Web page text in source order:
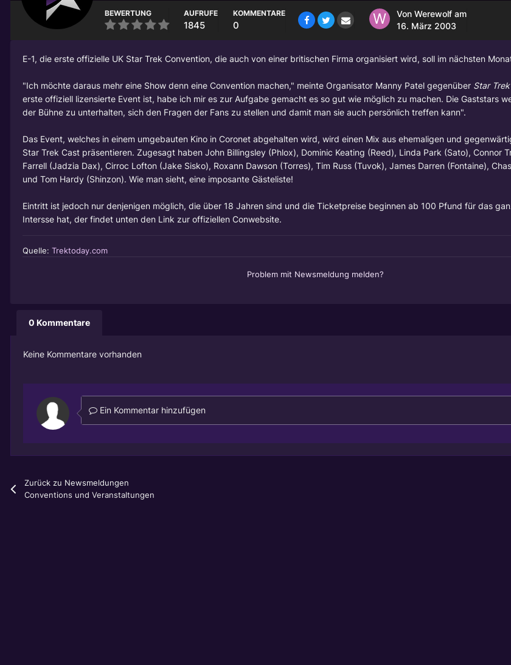
BEWERTUNG AUFRUFE
1845
KOMMENTARE
0
Von Werewolf am
16. März 2003
E-1, die erste offizielle UK Star Trek Convention, die auch von einer britischen Firma organisiert wird, soll im nächsten
"Ich möchte daraus mehr eine Show denn eine Convention machen," meinte Organisator Manny Patel gegenüber Star
erste offiziell lizensierte Event ist, habe ich mir es zur Aufgabe gemacht es so gut wie möglich zu machen. Die Gaststars
der Bühne zu unterhalten, sich den Fragen der Fans zu stellen und damit man sie auch persönlich treffen kann".
Das Event, welches in einem umgebauten Kino in Coronet abgehalten wird, wird einen Mix aus ehemaligen und
Star Trek Cast präsentieren. Zugesagt haben John Billingsley (Phlox), Dominic Keating (Reed), Linda Park (Sato), Connor
Farrell (Jadzia Dax), Cirroc Lofton (Jake Sisko), Roxann Dawson (Torres), Tim Russ (Tuvok), James Darren (Fontaine),
und Tom Hardy (Shinzon). Wie man sieht, eine imposante Gästeliste!
Eintritt ist jedoch nur denjenigen möglich, die über 18 Jahren sind und die Ticketpreise beginnen ab 100 Pfund für das
Intersse hat, der findet unten den Link zur offiziellen Conwebsite.
Quelle: Trektoday.com
Problem mit Newsmeldung melden?
0 Kommentare
Keine Kommentare vorhanden
Ein Kommentar hinzufügen
Zurück zu Newsmeldungen
Conventions und Veranstaltungen